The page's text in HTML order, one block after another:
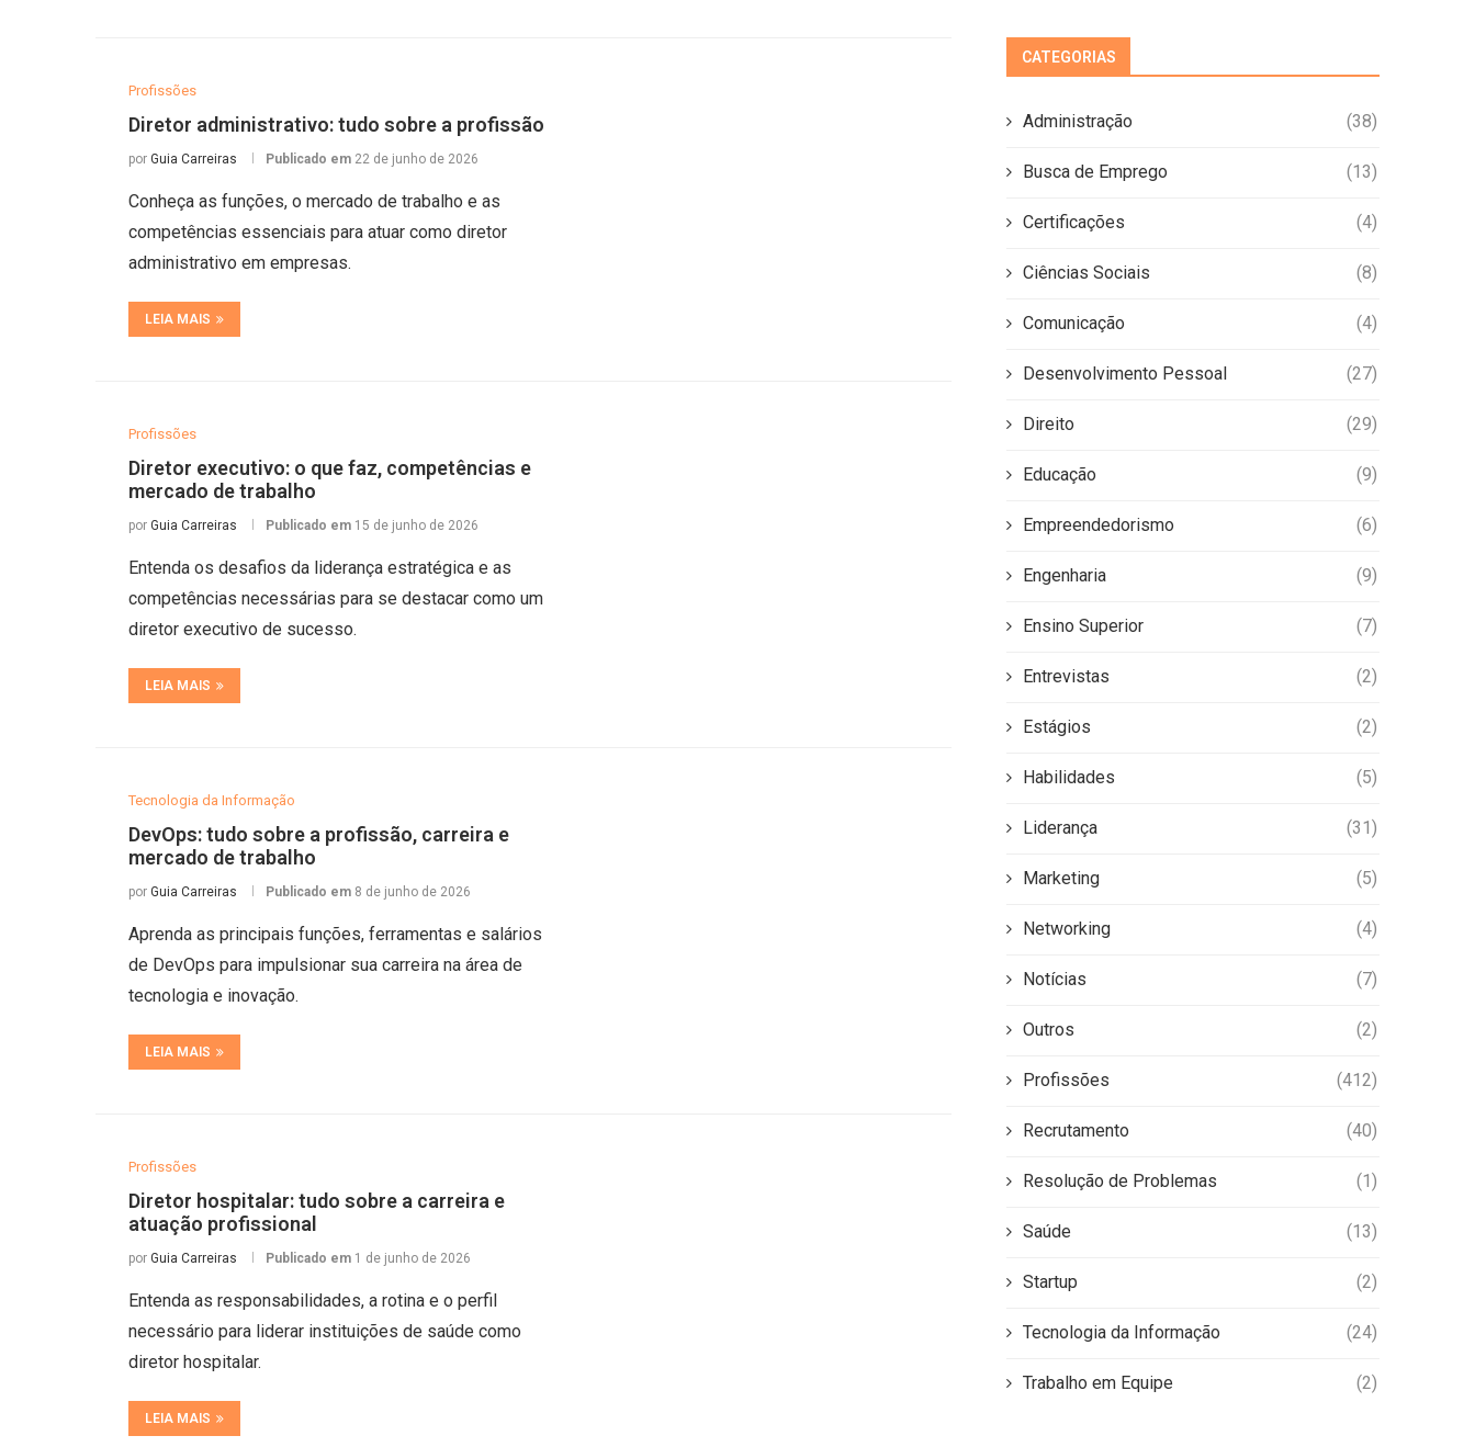
Profissões
Diretor administrativo: tudo sobre a profissão
por Guia Carreiras Publicado em 22 de junho de 2026
Conheça as funções, o mercado de trabalho e as
competências essenciais para atuar como diretor
administrativo em empresas.
LEIA MAIS
Profissões
Diretor executivo: o que faz, competências e
mercado de trabalho
por Guia Carreiras Publicado em 15 de junho de 2026
Entenda os desafios da liderança estratégica e as
competências necessárias para se destacar como um
diretor executivo de sucesso.
LEIA MAIS
Tecnologia da Informação
DevOps: tudo sobre a profissão, carreira e
mercado de trabalho
por Guia Carreiras Publicado em 8 de junho de 2026
Aprenda as principais funções, ferramentas e salários
de DevOps para impulsionar sua carreira na área de
tecnologia e inovação.
LEIA MAIS
Profissões
Diretor hospitalar: tudo sobre a carreira e
atuação profissional
por Guia Carreiras Publicado em 1 de junho de 2026
Entenda as responsabilidades, a rotina e o perfil
necessário para liderar instituições de saúde como
diretor hospitalar.
LEIA MAIS
CATEGORIAS
Administração (38)
Busca de Emprego (13)
Certificações (4)
Ciências Sociais (8)
Comunicação (4)
Desenvolvimento Pessoal (27)
Direito (29)
Educação (9)
Empreendedorismo (6)
Engenharia (9)
Ensino Superior (7)
Entrevistas (2)
Estágios (2)
Habilidades (5)
Liderança (31)
Marketing (5)
Networking (4)
Notícias (7)
Outros (2)
Profissões (412)
Recrutamento (40)
Resolução de Problemas (1)
Saúde (13)
Startup (2)
Tecnologia da Informação (24)
Trabalho em Equipe (2)